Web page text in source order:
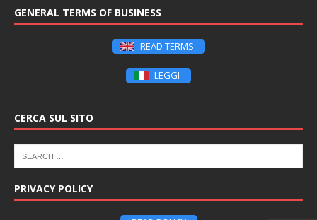
GENERAL TERMS OF BUSINESS
READ TERMS
LEGGI
CERCA SUL SITO
PRIVACY POLICY